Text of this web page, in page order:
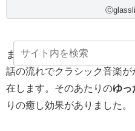
またBGMも作品の雰囲気と
話の流れでクラシック音楽
在します。そのあたりのゆっ
りの癒し効果がありました。